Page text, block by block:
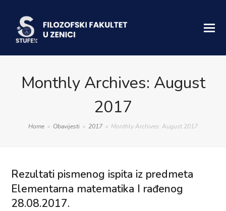
Monthly Archives: August
2017
Home » Obavijesti » 2017 » Monthly Archives: August 2017
Rezultati pismenog ispita iz predmeta
Elementarna matematika I rađenog
28.08.2017.